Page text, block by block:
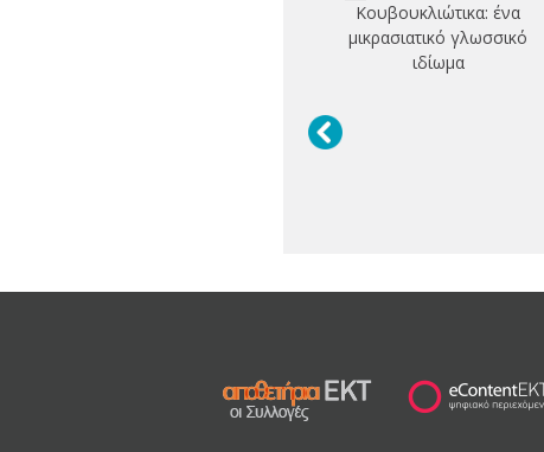
Κουβουκλιώτικα: ένα
μικρασιατικό γλωσσικό
ιδίωμα